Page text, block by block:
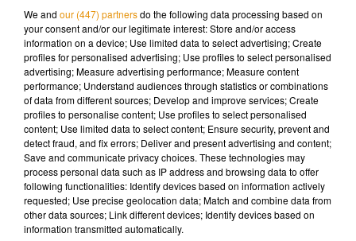
une prison ?
Une prison pourrait-elle en cacher une autre ? C’est en tout
cas ce que l’on pourrait croire après la récente réflexion de
l’administration judiciaire. L’ancienne prison d’Orléans
construite en 1986, pourrait devenir un quartier réservé à la
préparation à la sortie, pour les détenus en fin de peine. À
l’heure actuelle, rien n’est encore officiel, mais on pourrait
imaginer que les prisonniers du centre pénitentiaire de Saran
pourraient finir leur incarcération à Orléans. Pour le maire
d’Orléans, le site ne peut pas accueillir un projet d’une
nouvelle prison pour des raisons de sécurité.
We and our (447) partnersdo the following data processing based on
your consent and/or our legitimate interest: Store and/or access
information on a device; Use limited data to select advertising; Create
profiles for personalised advertising; Use profiles to select personalised
advertising; Measure advertising performance; Measure content
performance; Understand audiences through statistics or combinations
of data from different sources; Develop and improve services; Create
profiles to personalise content; Use profiles to select personalised
content; Use limited data to select content; Ensure security, prevent and
detect fraud, and fix errors; Deliver and present advertising and content;
Save and communicate privacy choices. These technologies may
process personal data such as IP address and browsing data to offer
following functionalities: Identify devices based on information actively
requested; Use precise geolocation data; Match and combine data from
other data sources; Link different devices; Identify devices based on
information transmitted automatically.